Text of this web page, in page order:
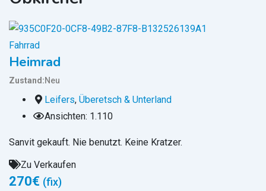
Fahrrad
Heimrad
Zustand Neu
Leifers, Überetsch & Unterland
Ansichten: 1.110
Sanvit gekauft. Nie benutzt. Keine Kratzer.
Zu Verkaufen
270€ (fix)